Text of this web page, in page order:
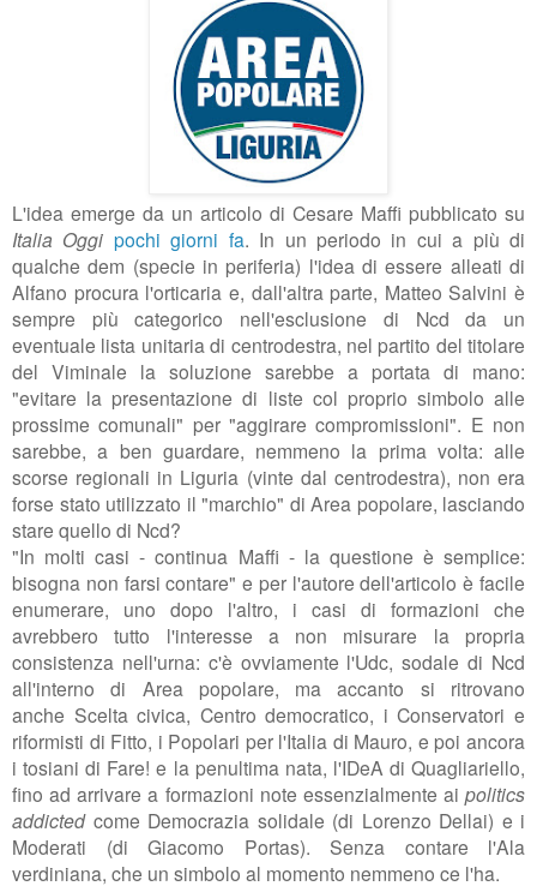
L'idea emerge da un articolo di Cesare Maffi pubblicato su
Italia Oggi pochi giorni fa. In un periodo in cui a più di
qualche dem (specie in periferia) l'idea di essere alleati di
Alfano procura l'orticaria e, dall'altra parte, Matteo Salvini è
sempre più categorico nell'esclusione di Ncd da un
eventuale lista unitaria di centrodestra, nel partito del titolare
del Viminale la soluzione sarebbe a portata di mano:
"evitare la presentazione di liste col proprio simbolo alle
prossime comunali" per "aggirare compromissioni". E non
sarebbe, a ben guardare, nemmeno la prima volta: alle
scorse regionali in Liguria (vinte dal centrodestra), non era
forse stato utilizzato il "marchio" di Area popolare, lasciando
stare quello di Ncd?
"In molti casi - continua Maffi - la questione è semplice:
bisogna non farsi contare" e per l'autore dell'articolo è facile
enumerare, uno dopo l'altro, i casi di formazioni che
avrebbero tutto l'interesse a non misurare la propria
consistenza nell'urna: c'è ovviamente l'Udc, sodale di Ncd
all'interno di Area popolare, ma accanto si ritrovano
anche Scelta civica, Centro democratico, i Conservatori e
riformisti di Fitto, i Popolari per l'Italia di Mauro, e poi ancora
i tosiani di Fare! e la penultima nata, l'IDeA di Quagliariello,
fino ad arrivare a formazioni note essenzialmente ai politics
addictedcome Democrazia solidale (di Lorenzo Dellai) e i
Moderati (di Giacomo Portas). Senza contare l'Ala
verdiniana, che un simbolo al momento nemmeno ce l'ha.